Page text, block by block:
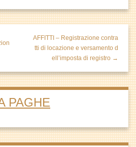
AFFITTI – Registrazione contra
tti di locazione e versamento d
ell’imposta di registro →
PAGHE